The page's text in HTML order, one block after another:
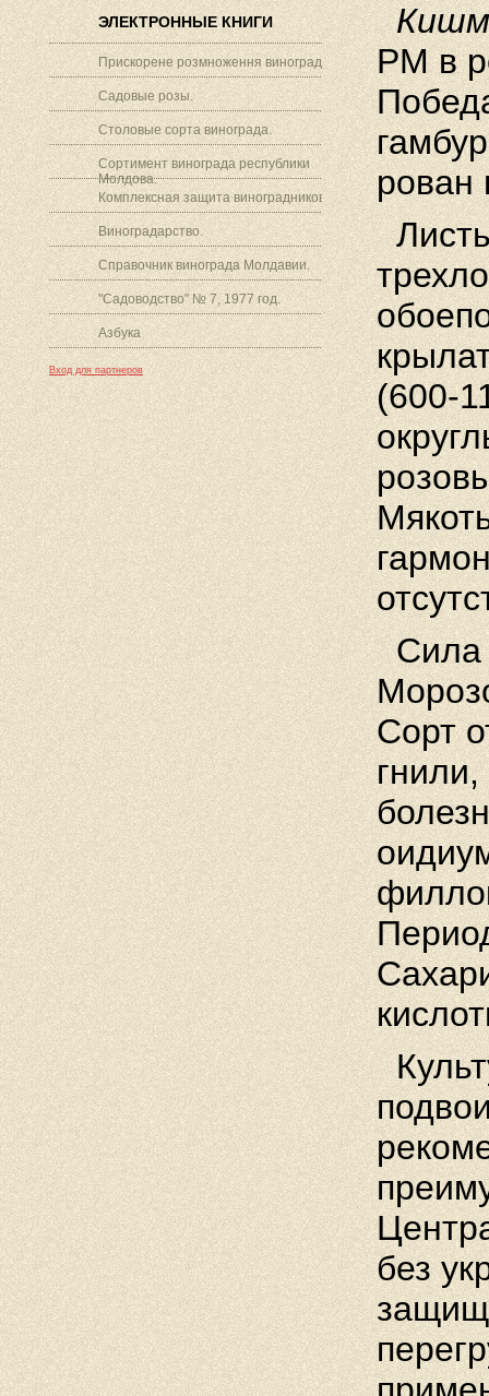
ЭЛЕКТРОННЫЕ КНИГИ
Прискорене розмноження винограду.
Садовые розы.
Столовые сорта винограда.
Сортимент винограда республики
Молдова.
Комплексная защита виноградников.
Виноградарство.
Справочник винограда Молдавии.
"Садоводство" № 7, 1977 год.
Азбука
Вход для партнеров
РМ в
рован
(600-
Сила
Сорт
без